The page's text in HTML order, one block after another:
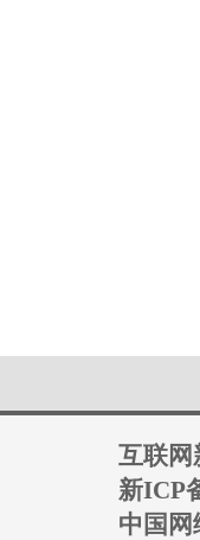
互联网
新ICP
中国